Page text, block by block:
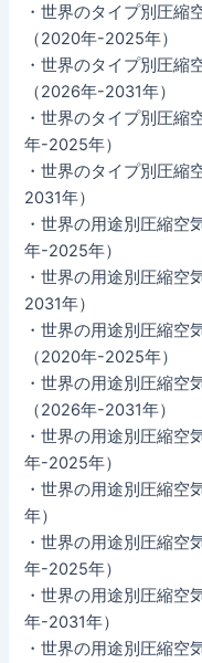
・世界のタイプ別圧縮
（2020年-2025年）
・世界のタイプ別圧縮
（2026年-2031年）
・世界のタイプ別圧縮
年-2025年）
・世界のタイプ別圧
2031年）
・世界の用途別圧縮空
年-2025年）
・世界の用途別圧縮
2031年）
・世界の用途別圧縮空
（2020年-2025年）
・世界の用途別圧縮空
（2026年-2031年）
・世界の用途別圧縮空
年-2025年）
・世界の用途別圧縮
年）
・世界の用途別圧縮
年-2025年）
・世界の用途別圧縮空
年-2031年）
・世界の用途別圧縮空